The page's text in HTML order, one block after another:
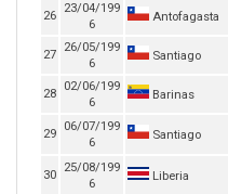
26
23/04/199
6
Antofagasta
27
26/05/199
6
Santiago
28
02/06/199
6
Barinas
29
06/07/199
6
Santiago
30
25/08/199
6
Liberia